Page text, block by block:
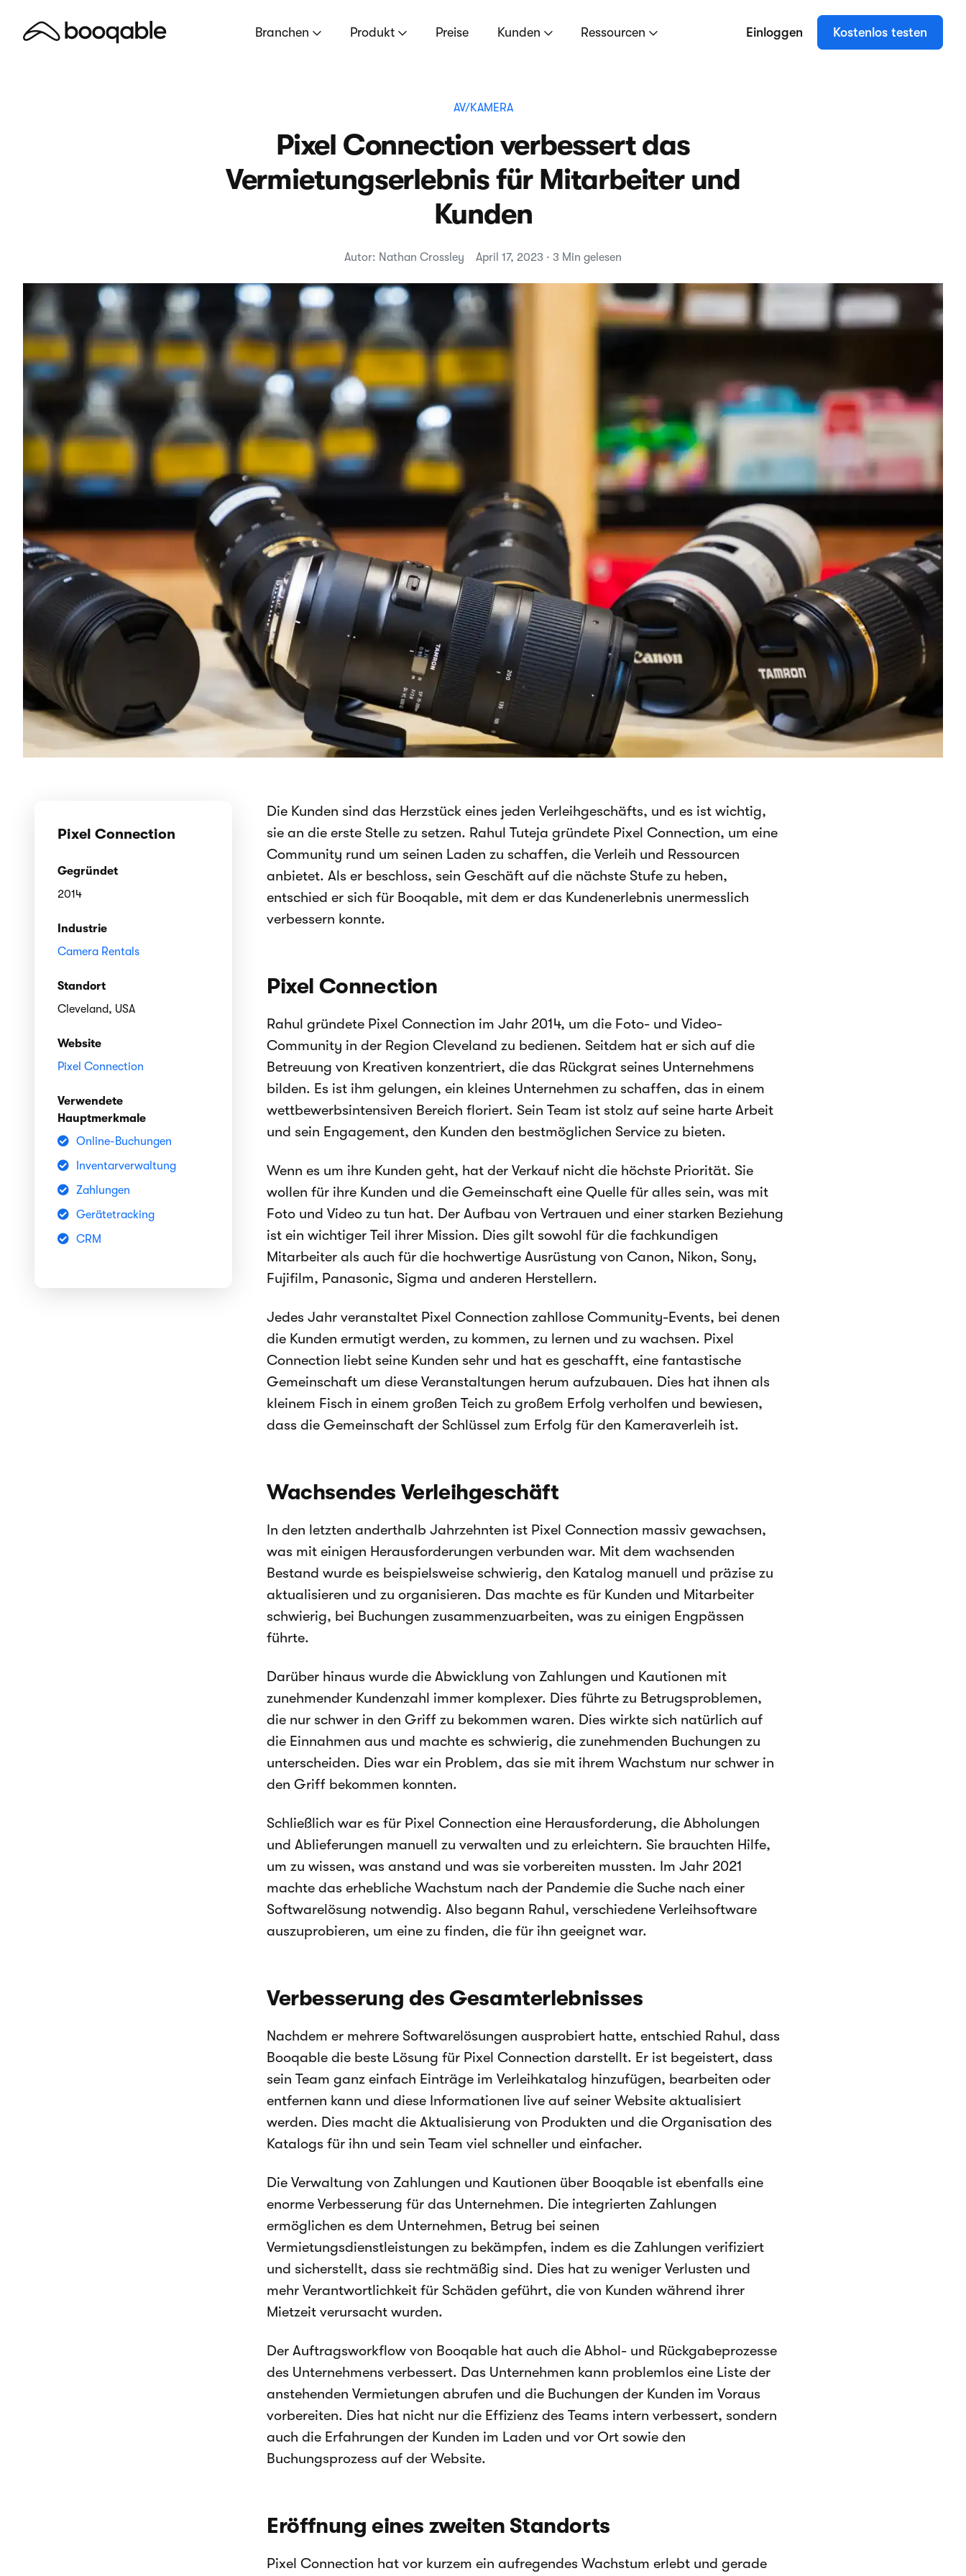
Branchen Produkt Preise Kunden Ressourcen Einloggen Kostenlos testen
AV/KAMERA
Pixel Connection verbessert das
Vermietungserlebnis für Mitarbeiter und
Kunden
Autor: Nathan Crossley April 17, 2023 · 3 Min gelesen
Pixel Connection
Gegründet
2014
Industrie
Camera Rentals
Standort
Cleveland, USA
Website
Pixel Connection
Verwendete
Hauptmerkmale
Online-Buchungen
Inventarverwaltung
Zahlungen
Gerätetracking
CRM
Die Kunden sind das Herzstück eines jeden Verleihgeschäfts, und es ist wichtig,
sie an die erste Stelle zu setzen. Rahul Tuteja gründete Pixel Connection, um eine
Community rund um seinen Laden zu schaffen, die Verleih und Ressourcen
anbietet. Als er beschloss, sein Geschäft auf die nächste Stufe zu heben,
entschied er sich für Booqable, mit dem er das Kundenerlebnis unermesslich
verbessern konnte.
Pixel Connection
Rahul gründete Pixel Connection im Jahr 2014, um die Foto- und Video-
Community in der Region Cleveland zu bedienen. Seitdem hat er sich auf die
Betreuung von Kreativen konzentriert, die das Rückgrat seines Unternehmens
bilden. Es ist ihm gelungen, ein kleines Unternehmen zu schaffen, das in einem
wettbewerbsintensiven Bereich floriert. Sein Team ist stolz auf seine harte Arbeit
und sein Engagement, den Kunden den bestmöglichen Service zu bieten.
Wenn es um ihre Kunden geht, hat der Verkauf nicht die höchste Priorität. Sie
wollen für ihre Kunden und die Gemeinschaft eine Quelle für alles sein, was mit
Foto und Video zu tun hat. Der Aufbau von Vertrauen und einer starken Beziehung
ist ein wichtiger Teil ihrer Mission. Dies gilt sowohl für die fachkundigen
Mitarbeiter als auch für die hochwertige Ausrüstung von Canon, Nikon, Sony,
Fujifilm, Panasonic, Sigma und anderen Herstellern.
Jedes Jahr veranstaltet Pixel Connection zahllose Community-Events, bei denen
die Kunden ermutigt werden, zu kommen, zu lernen und zu wachsen. Pixel
Connection liebt seine Kunden sehr und hat es geschafft, eine fantastische
Gemeinschaft um diese Veranstaltungen herum aufzubauen. Dies hat ihnen als
kleinem Fisch in einem großen Teich zu großem Erfolg verholfen und bewiesen,
dass die Gemeinschaft der Schlüssel zum Erfolg für den Kameraverleih ist.
Wachsendes Verleihgeschäft
In den letzten anderthalb Jahrzehnten ist Pixel Connection massiv gewachsen,
was mit einigen Herausforderungen verbunden war. Mit dem wachsenden
Bestand wurde es beispielsweise schwierig, den Katalog manuell und präzise zu
aktualisieren und zu organisieren. Das machte es für Kunden und Mitarbeiter
schwierig, bei Buchungen zusammenzuarbeiten, was zu einigen Engpässen
führte.
Darüber hinaus wurde die Abwicklung von Zahlungen und Kautionen mit
zunehmender Kundenzahl immer komplexer. Dies führte zu Betrugsproblemen,
die nur schwer in den Griff zu bekommen waren. Dies wirkte sich natürlich auf
die Einnahmen aus und machte es schwierig, die zunehmenden Buchungen zu
unterscheiden. Dies war ein Problem, das sie mit ihrem Wachstum nur schwer in
den Griff bekommen konnten.
Schließlich war es für Pixel Connection eine Herausforderung, die Abholungen
und Ablieferungen manuell zu verwalten und zu erleichtern. Sie brauchten Hilfe,
um zu wissen, was anstand und was sie vorbereiten mussten. Im Jahr 2021
machte das erhebliche Wachstum nach der Pandemie die Suche nach einer
Softwarelösung notwendig. Also begann Rahul, verschiedene Verleihsoftware
auszuprobieren, um eine zu finden, die für ihn geeignet war.
Verbesserung des Gesamterlebnisses
Nachdem er mehrere Softwarelösungen ausprobiert hatte, entschied Rahul, dass
Booqable die beste Lösung für Pixel Connection darstellt. Er ist begeistert, dass
sein Team ganz einfach Einträge im Verleihkatalog hinzufügen, bearbeiten oder
entfernen kann und diese Informationen live auf seiner Website aktualisiert
werden. Dies macht die Aktualisierung von Produkten und die Organisation des
Katalogs für ihn und sein Team viel schneller und einfacher.
Die Verwaltung von Zahlungen und Kautionen über Booqable ist ebenfalls eine
enorme Verbesserung für das Unternehmen. Die integrierten Zahlungen
ermöglichen es dem Unternehmen, Betrug bei seinen
Vermietungsdienstleistungen zu bekämpfen, indem es die Zahlungen verifiziert
und sicherstellt, dass sie rechtmäßig sind. Dies hat zu weniger Verlusten und
mehr Verantwortlichkeit für Schäden geführt, die von Kunden während ihrer
Mietzeit verursacht wurden.
Der Auftragsworkflow von Booqable hat auch die Abhol- und Rückgabeprozesse
des Unternehmens verbessert. Das Unternehmen kann problemlos eine Liste der
anstehenden Vermietungen abrufen und die Buchungen der Kunden im Voraus
vorbereiten. Dies hat nicht nur die Effizienz des Teams intern verbessert, sondern
auch die Erfahrungen der Kunden im Laden und vor Ort sowie den
Buchungsprozess auf der Website.
Eröffnung eines zweiten Standorts
Pixel Connection hat vor kurzem ein aufregendes Wachstum erlebt und gerade